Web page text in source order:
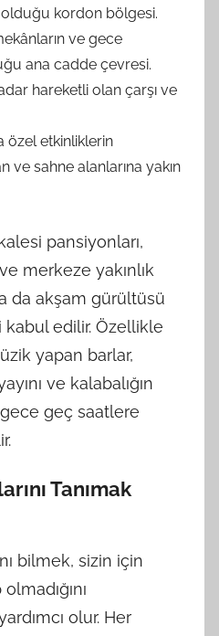
kordon bölgesi.
ve gece
ana cadde çevresi.
hareketli olan çarşı ve
özel etkinliklerin
ve sahne alanlarına yakın
pansiyonları,
merkeze yakınlık
da akşam gürültüsü
kabul edilir. Özellikle
yapan barlar,
ve kalabalığın
geç saatlere
Tanımak
bilmek, sizin için
olur. Her